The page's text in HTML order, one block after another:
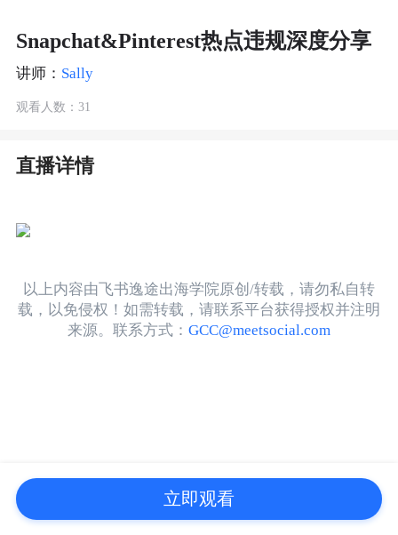
Snapchat&Pinterest热点违规深度分享
讲师： Sally
观看人数：31
直播详情
以上内容由飞书逸途出海学院原创/转载，请勿私自转
载，以免侵权！如需转载，请联系平台获得授权并注明
来源。联系方式： GCC@meetsocial.com
立即观看